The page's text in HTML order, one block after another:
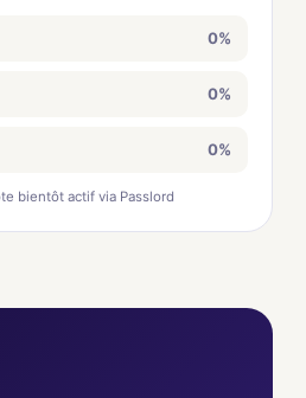
0%
0%
0%
bientôt actif via Passlord